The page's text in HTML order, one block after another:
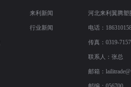
来利新闻
行业新闻
河北来利翼腾塑
电话：
传真： 0319-
联系人：张总
邮箱：